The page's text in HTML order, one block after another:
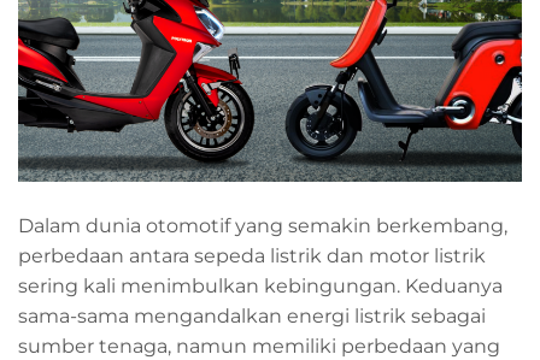
Dalam dunia otomotif yang semakin berkembang,
perbedaan antara sepeda listrik dan motor listrik
sering kali menimbulkan kebingungan. Keduanya
sama-sama mengandalkan energi listrik sebagai
sumber tenaga, namun memiliki perbedaan yang